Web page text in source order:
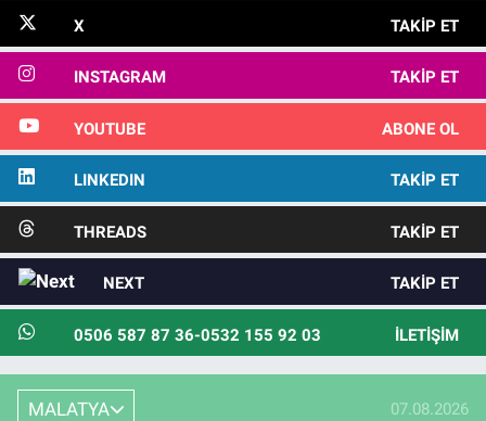
X TAKIP ET
INSTAGRAM TAKIP ET
YOUTUBE ABONE OL
LINKEDIN TAKIP ET
THREADS TAKIP ET
NEXT TAKIP ET
0506 587 87 36-0532 155 92 03 İLETIŞIM
MALATYA 07.08.2026